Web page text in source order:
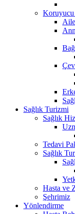
Koruyucu
Sağlık Turizmi
Sağlık
Tedavi
Sağlık
Hasta ve
Şehrimiz
Yönlendirme